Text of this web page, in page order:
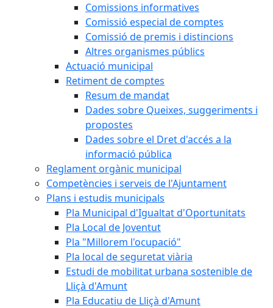
Comissions informatives
Comissió especial de comptes
Comissió de premis i distincions
Altres organismes públics
Actuació municipal
Retiment de comptes
Resum de mandat
Dades sobre Queixes, suggeriments i
propostes
Dades sobre el Dret d'accés a la
informació pública
Reglament orgànic municipal
Competències i serveis de l'Ajuntament
Plans i estudis municipals
Pla Municipal d'Igualtat d'Oportunitats
Pla Local de Joventut
Pla "Millorem l'ocupació"
Pla local de seguretat viària
Estudi de mobilitat urbana sostenible de
Lliçà d'Amunt
Pla Educatiu de Lliçà d'Amunt